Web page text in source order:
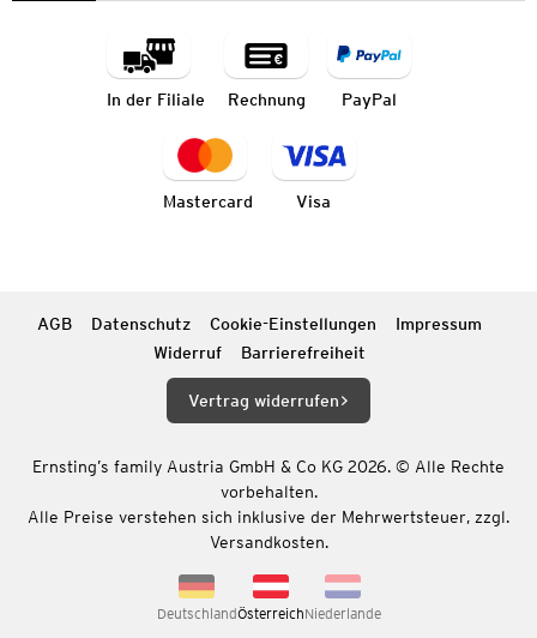
In der Filiale Rechnung PayPal
Mastercard Visa
AGB Datenschutz Cookie-Einstellungen
Impressum
Widerruf
Barrierefreiheit
Vertrag widerrufen
Ernsting’s family Austria GmbH & Co KG 2026. © Alle Rechte
vorbehalten.
Alle Preise verstehen sich inklusive der Mehrwertsteuer, zzgl.
Versandkosten.
DeutschlandÖsterreichNiederlande